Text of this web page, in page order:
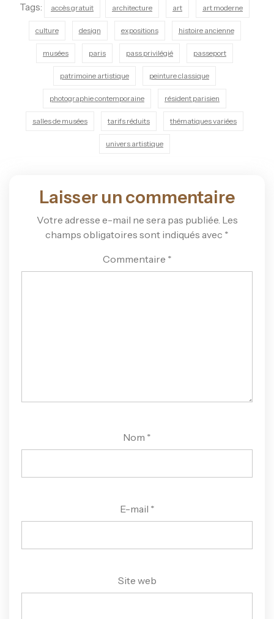
Tags: accès gratuit architecture art art moderne
culture design expositions histoire ancienne
musées paris pass privilégié passeport
patrimoine artistique peinture classique
photographie contemporaine résident parisien
salles de musées tarifs réduits thématiques variées
univers artistique
Laisser un commentaire
Votre adresse e-mail ne sera pas publiée. Les
champs obligatoires sont indiqués avec *
Commentaire *
Nom *
E-mail *
Site web